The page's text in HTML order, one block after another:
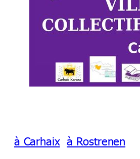
à Carhaix à Rostrenen